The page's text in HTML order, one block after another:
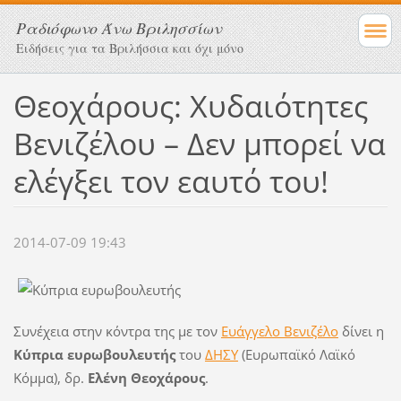
Ραδιόφωνο Άνω Βριλησσίων
Ειδήσεις για τα Βριλήσσια και όχι μόνο
Θεοχάρους: Χυδαιότητες
Βενιζέλου – Δεν μπορεί να
ελέγξει τον εαυτό του!
2014-07-09 19:43
Συνέχεια στην κόντρα της με τον Ευάγγελο Βενιζέλοδίνει η
Κύπρια ευρωβουλευτήςτου ΔΗΣΥ(Ευρωπαϊκό Λαϊκό
Κόμμα), δρ. Ελένη Θεοχάρους.